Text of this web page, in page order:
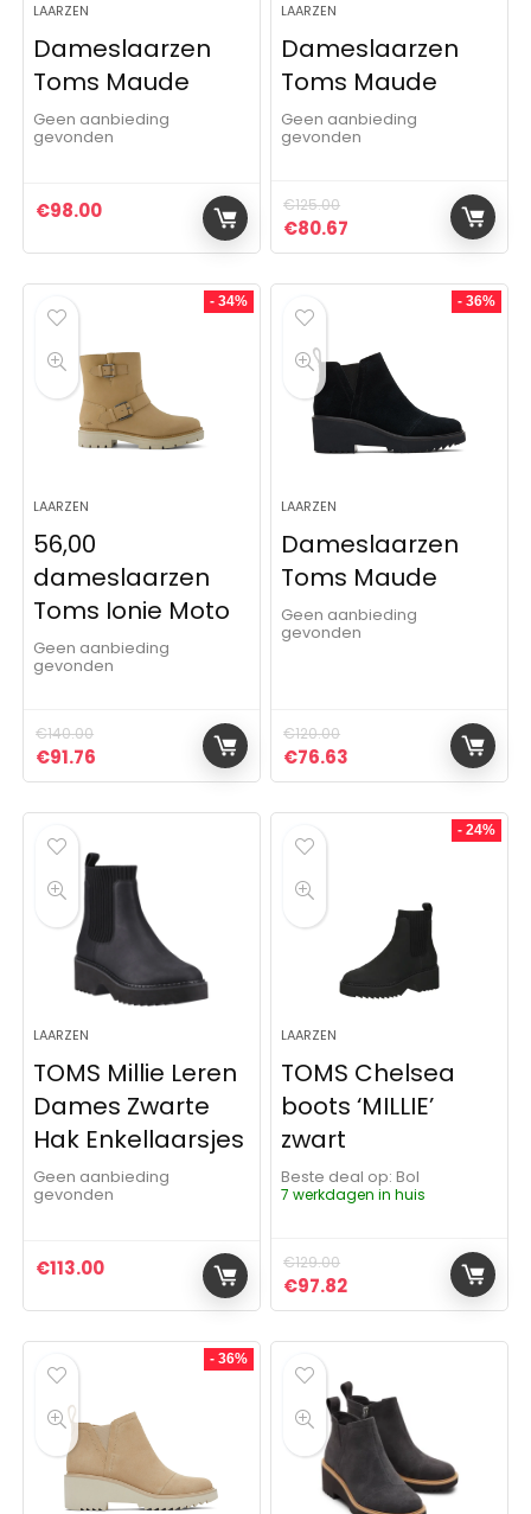
LAARZEN
Dameslaarzen
Toms Maude
Geen aanbieding
gevonden
€98.00
LAARZEN
Dameslaarzen
Toms Maude
Geen aanbieding
gevonden
€125.00
Oorspronkelijke prijs was:
€80.67 Huidige prijs is:
- 34%
LAARZEN
56,00
dameslaarzen
Toms Ionie Moto
Geen aanbieding
gevonden
€140.00
Oorspronkelijke prijs was: €140.00.
€91.76 Huidige prijs is: €91.76.
- 36%
LAARZEN
Dameslaarzen
Toms Maude
Geen aanbieding
gevonden
€120.00
Oorspronkelijke prijs was:
€76.63 Huidige prijs is:
LAARZEN
TOMS Millie Leren
Dames Zwarte
Hak Enkellaarsjes
Geen aanbieding
gevonden
€113.00
- 24%
LAARZEN
TOMS Chelsea
boots ‘MILLIE’
zwart
Beste deal op:
Bol
7 werkdagen in huis
€129.00
Oorspronkelijke prijs was:
€97.82Huidige prijs is:
- 36%